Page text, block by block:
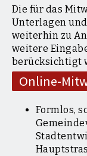
Blick von der
| Visualisierung:
Download
Die für das
Unterlagen
weiterhin zu
weitere
berücksichtigt
Online-
Formlos,